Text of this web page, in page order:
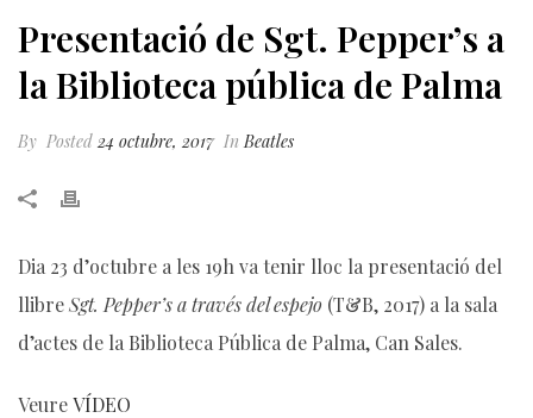
Presentació de Sgt. Pepper’s a
la Biblioteca pública de Palma
By Posted 24 octubre, 2017 In Beatles
Dia 23 d’octubre a les 19h va tenir lloc la presentació del
llibreSgt. Pepper’s a través del espejo (T&B, 2017) a la sala
d’actes de la Biblioteca Pública de Palma, Can Sales.
VeureVÍDEO